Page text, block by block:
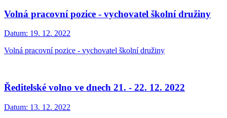
Volná pracovní pozice - vychovatel školní družiny
Datum: 19. 12. 2022
Volná pracovní pozice - vychovatel školní družiny
Ředitelské volno ve dnech 21. - 22. 12. 2022
Datum: 13. 12. 2022